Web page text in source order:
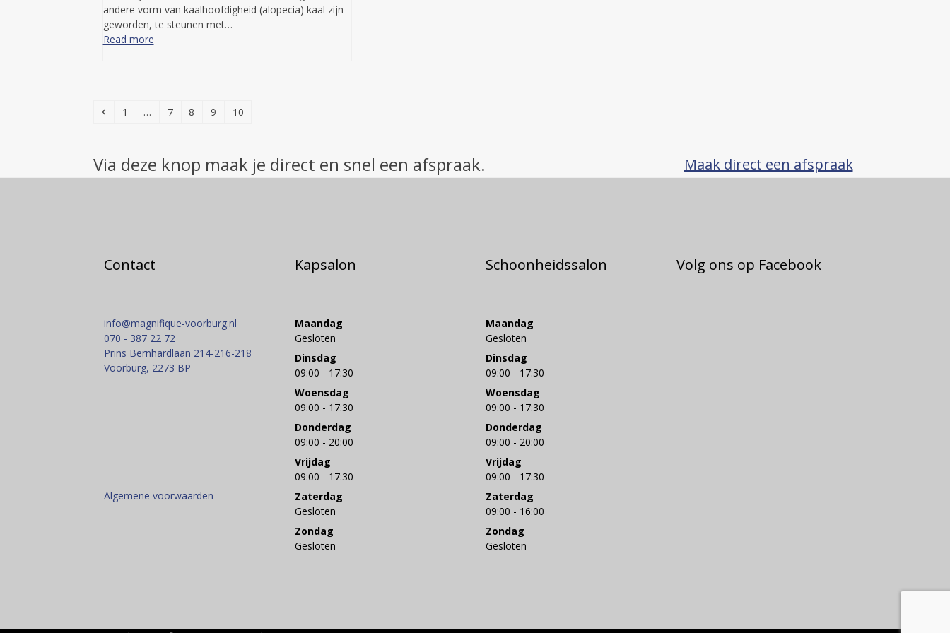
andere vorm van kaalhoofdigheid (alopecia) kaal zijn
geworden, te steunen met…
Read more
Previous
Page
1 … Page
7 Page
8 Page
9 Page
10
Via deze knop maak je direct en snel een afspraak. Maak direct een afspraak
Contact
info@magnifique-voorburg.nl
070 - 387 22 72
Prins Bernhardlaan 214-216-218
Voorburg, 2273 BP
Algemene voorwaarden
Kapsalon
Maandag
Gesloten
Dinsdag
09:00 - 17:30
Woensdag
09:00 - 17:30
Donderdag
09:00 - 20:00
Vrijdag
09:00 - 17:30
Zaterdag
Gesloten
Zondag
Gesloten
Schoonheidssalon
Maandag
Gesloten
Dinsdag
09:00 - 17:30
Woensdag
09:00 - 17:30
Donderdag
09:00 - 20:00
Vrijdag
09:00 - 17:30
Zaterdag
09:00 - 16:00
Zondag
Gesloten
Volg ons op Facebook